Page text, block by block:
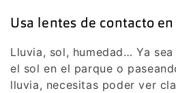
Usa lentes de contacto
Lluvia, sol, humedad… Ya
el sol en el parque o
lluvia, necesitas poder ver